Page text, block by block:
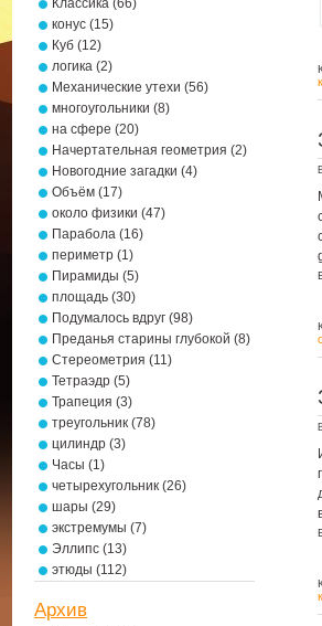
Классика (66)
конус (15)
Куб (12)
логика (2)
Механические утехи (56)
многоугольники (8)
на сфере (20)
Начертательная геометрия (2)
Новогодние загадки (4)
Объём (17)
около физики (47)
Парабола (16)
периметр (1)
Пирамиды (5)
площадь (30)
Подумалось вдруг (98)
Преданья старины глубокой (8)
Стереометрия (11)
Тетраэдр (5)
Трапеция (3)
треугольник (78)
цилиндр (3)
Часы (1)
четырехугольник (26)
шары (29)
экстремумы (7)
Эллипс (13)
этюды (112)
Архив